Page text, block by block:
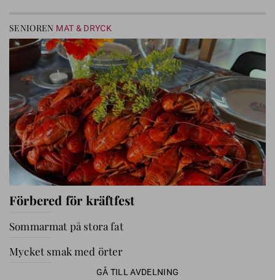
SENIOREN MAT & DRYCK
Förbered för kräftfest
Sommarmat på stora fat
Mycket smak med örter
GÅ TILL AVDELNING